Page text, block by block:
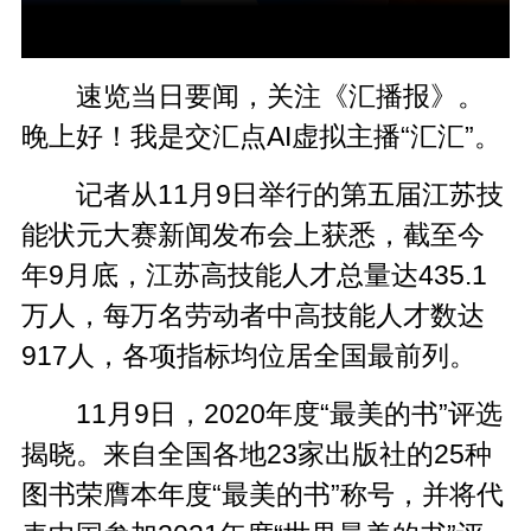
速览当日要闻，关注《汇播报》。
晚上好！我是交汇点AI虚拟主播“汇汇”。
记者从11月9日举行的第五届江苏技
能状元大赛新闻发布会上获悉，截至今
年9月底，江苏高技能人才总量达435.1
万人，每万名劳动者中高技能人才数达
917人，各项指标均位居全国最前列。
11月9日，2020年度“最美的书”评选
揭晓。来自全国各地23家出版社的25种
图书荣膺本年度“最美的书”称号，并将代